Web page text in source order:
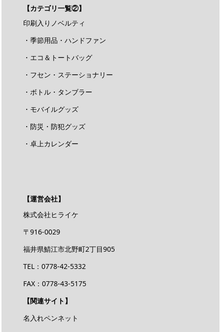
【カテゴリ一覧②】
印刷入りノベルティ
・季節用品・ハンドファン
・エコ＆トートバッグ
・フセン・ステーショナリー
・ボトル・タンブラー
・モバイルグッズ
・防災・防犯グッズ
・卓上カレンダー
【運営会社】
株式会社ヒライケ
〒916-0029
福井県鯖江市北野町2丁目905
TEL：0778-42-5332
FAX：0778-43-5175
【関連サイト】
名入れペンネット